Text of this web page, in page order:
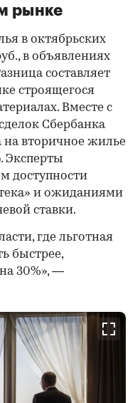
рынке
в октябрьских
в объявлениях
составляет
строящегося
Вместе с
Сбербанка
на вторичное жилье
Эксперты
доступности
и ожиданиями
ставки.
где льготная
быстрее,
30%», —